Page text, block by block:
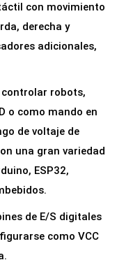
con movimiento
derecha y
adicionales,
controlar robots,
o como mando en
de voltaje de
una gran variedad
ESP32,
de E/S digitales
como VCC